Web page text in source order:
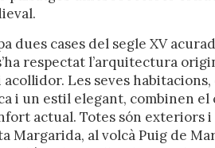
dues cases del segle XV
respectat l’arquitectura
Les seves habitacions,
i un estil elegant, combinen
actual. Totes són exteriors
Margarida, al volcà Puig de
web.
web.
servei.